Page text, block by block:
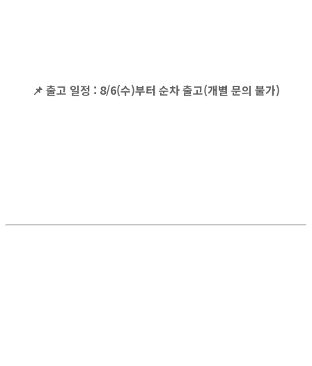
📌 출고 일정 : 8/6(수)부터 순차 출고(개별 문의 불가)